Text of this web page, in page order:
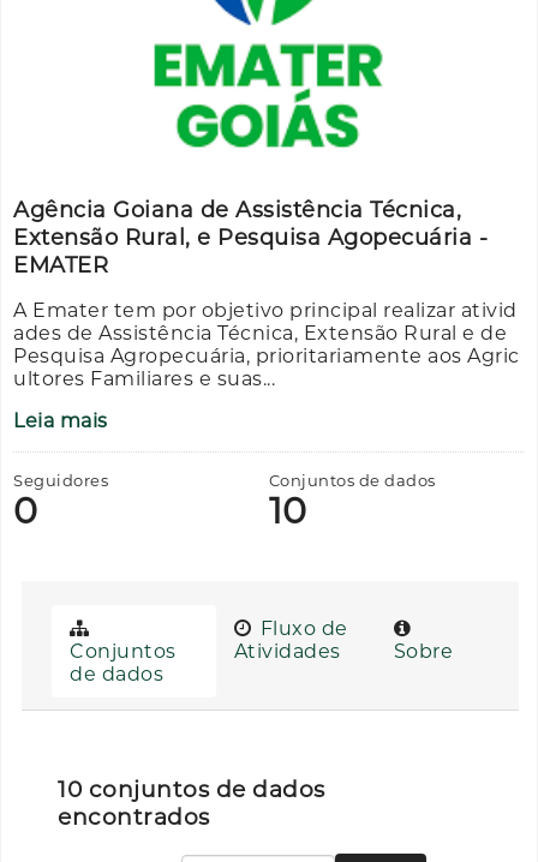
Agência Goiana de Assistência Técnica,
Extensão Rural, e Pesquisa Agopecuária -
EMATER
A Emater tem por objetivo principal realizar ativid
ades de Assistência Técnica, Extensão Rural e de
Pesquisa Agropecuária, prioritariamente aos Agric
ultores Familiares e suas...
Leia mais
Seguidores
0
Conjuntos de dados
10
Conjuntos
de dados
Fluxo de
Atividades
Sobre
10 conjuntos de dados
encontrados